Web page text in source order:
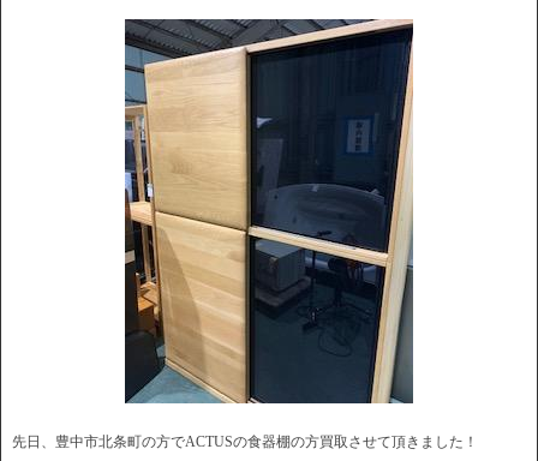
先日、豊中市北条町の方でACTUSの食器棚の方買取させて頂きました！